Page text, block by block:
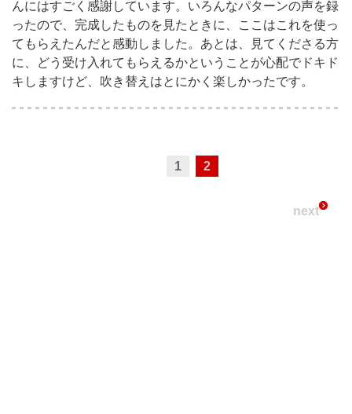
んにはすごく感謝しています。いろんなパターンの声を録
ったので、完成したものを見たときに、ここはこれを使っ
てもらえたんだと感動しました。あとは、見てくださる方
に、どう受け入れてもらえるかということが心配でドキド
キしますけど、吹き替えはとにかく楽しかったです。
1 2
next